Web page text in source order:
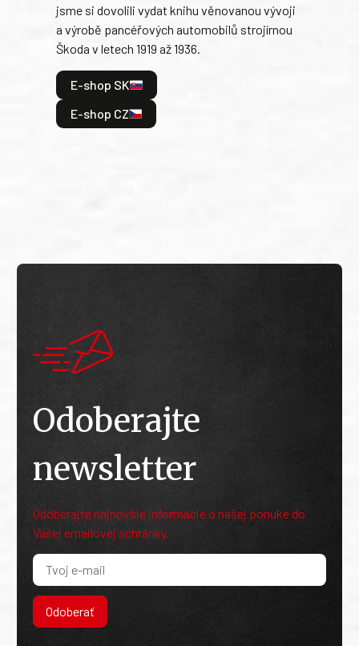
jsme si dovolili vydat knihu věnovanou vývoji
a výrobě pancéřových automobilů strojírnou
Škoda v letech 1919 až 1936.
E-shop SK
E-shop CZ
Odoberajte
newsletter
Odoberajte najnovšie informácie o našej ponuke do
Vašej emailovej schránky.
Odoberať